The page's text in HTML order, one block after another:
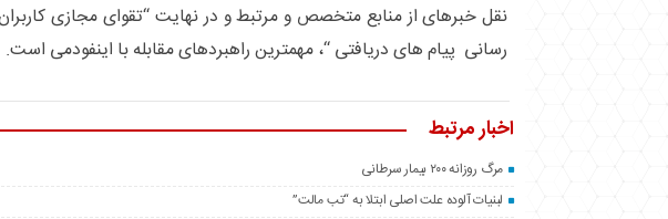
نقل خبرهای از منابع متخصص و مرتبط و در نهایت “تقوای مجازی
رسانی پیام های دریافتی “، مهمترین راهبردهای مقابله با اینفودمی است.
اخبار مرتبط
مرگ روزانه ۲۰۰ بیمار سرطانی
لبنیات آلوده علت اصلی ابتلا به “تب مالت”